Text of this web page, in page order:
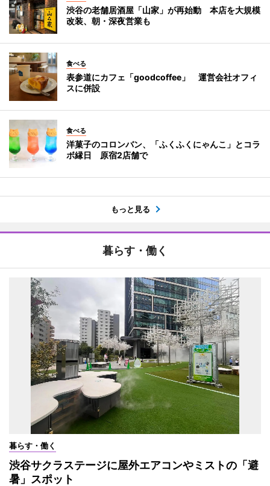
渋谷の老舗居酒屋「山家」が再始動 本店を大規模
改装、朝・深夜営業も
食べる
表参道にカフェ「goodcoffee」 運営会社オフィ
スに併設
食べる
洋菓子のコロンバン、「ふくふくにゃんこ」とコラ
ボ縁日 原宿2店舗で
もっと見る
暮らす・働く
暮らす・働く
渋谷サクラステージに屋外エアコンやミストの「避
暑」スポット